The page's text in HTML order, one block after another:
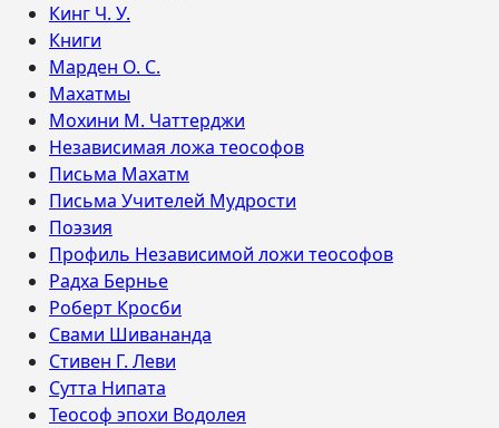
Кинг Ч. У.
Книги
Марден О. С.
Махатмы
Мохини М. Чаттерджи
Независимая ложа теософов
Письма Махатм
Письма Учителей Мудрости
Поэзия
Профиль Независимой ложи теософов
Радха Бернье
Роберт Кросби
Свами Шивананда
Стивен Г. Леви
Сутта Нипата
Теософ эпохи Водолея